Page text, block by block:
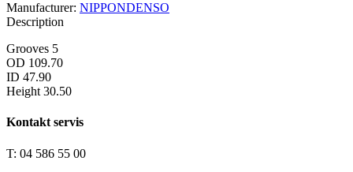
Manufacturer: NIPPONDENSO
Description
Grooves 5
OD 109.70
ID 47.90
Height 30.50
Kontakt servis
T: 04 586 55 00